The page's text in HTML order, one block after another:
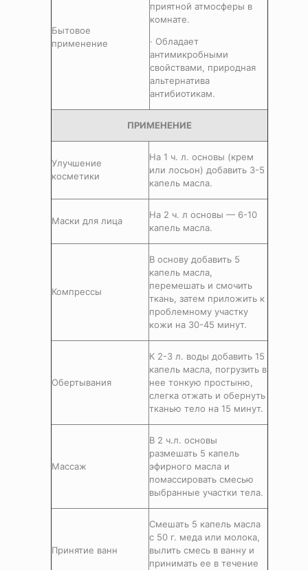
Бытовое
применение
приятной атмосферы в
комнате.
· Обладает
антимикробными
свойствами, природная
альтернатива
антибиотикам.
ПРИМЕНЕНИЕ
Улучшение
косметики
На 1 ч. л. основы (крем
или лосьон) добавить 3-5
капель масла.
Маски для лица
На 2 ч. л основы — 6-10
капель масла.
Компрессы
В основу добавить 5
капель масла,
перемешать и смочить
ткань, затем приложить к
проблемному участку
кожи на 30-45 минут.
Обертывания
К 2-3 л. воды добавить 15
капель масла, погрузить в
нее тонкую простыню,
слегка отжать и обернуть
тканью тело на 15 минут.
Массаж
В 2 ч.л. основы
размешать 5 капель
эфирного масла и
помассировать смесью
выбранные участки тела.
Принятие ванн
Смешать 5 капель масла
с 50 г. меда или молока,
вылить смесь в ванну и
принимать ее в течение